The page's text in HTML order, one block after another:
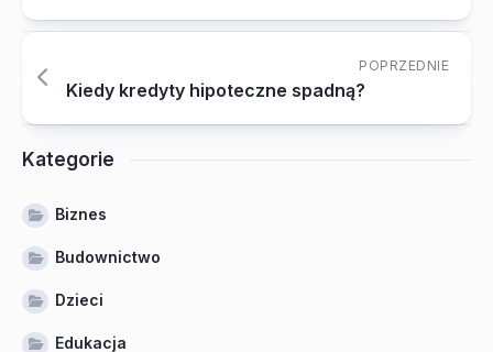
POPRZEDNIE
Kiedy kredyty hipoteczne spadną?
Kategorie
Biznes
Budownictwo
Dzieci
Edukacja